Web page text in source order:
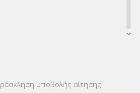
υποβολής αίτησης